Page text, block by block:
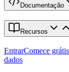
Documentação
Recursos
EntrarComece
dados